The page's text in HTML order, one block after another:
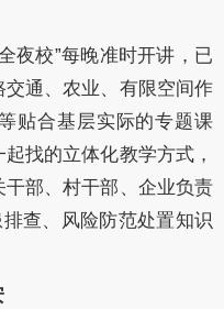
夜校”每晚准时开讲，已
通、农业、有限空间作
贴合基层实际的专题课
找的立体化教学方式，
部、村干部、企业负责
查、风险防范处置知识